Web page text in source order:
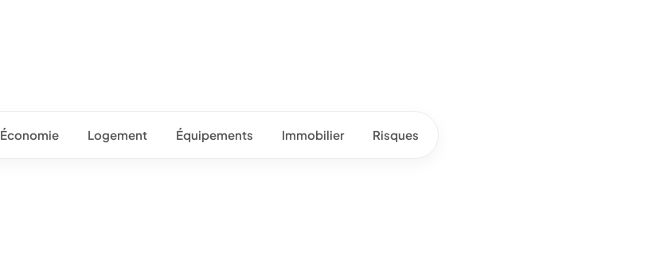
Économie Logement Équipements Immobilier Risques